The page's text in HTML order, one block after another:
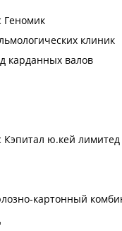
Геномик
клиник
карданных валов
ю.кей лимитед
картонный